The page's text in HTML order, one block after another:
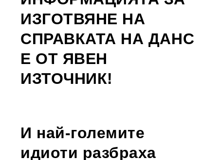
ИЗГОТВЯНЕ НА
СПРАВКАТА НА ДАНС
Е ОТ ЯВЕН
ИЗТОЧНИК!
И най-големите
идиоти разбраха